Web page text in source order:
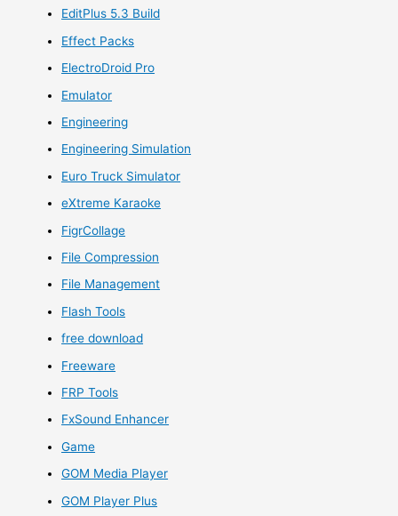
EditPlus 5.3 Build
Effect Packs
ElectroDroid Pro
Emulator
Engineering
Engineering Simulation
Euro Truck Simulator
eXtreme Karaoke
FigrCollage
File Compression
File Management
Flash Tools
free download
Freeware
FRP Tools
FxSound Enhancer
Game
GOM Media Player
GOM Player Plus